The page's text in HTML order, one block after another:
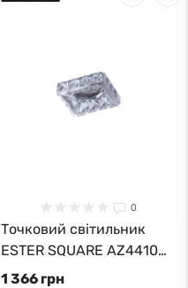
0
Точковий світильник
ESTER SQUARE AZ4410
Azzardo
1 366 грн